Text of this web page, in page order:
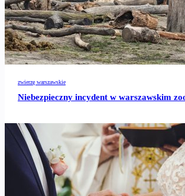
zwierzę warszawskie
Niebezpieczny incydent w warszawskim